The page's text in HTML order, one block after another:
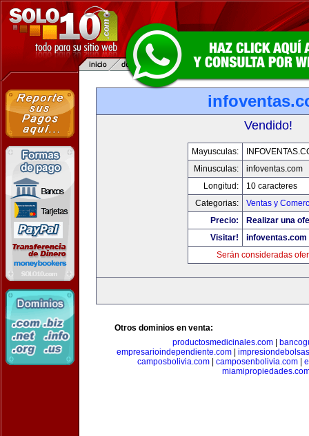
Vendido!
Mayusculas:
Minusculas:
infoventas.com
Longitud:
10 caracteres
Categorias:
Ventas y
Precio:
Realizar una
Visitar!
infoventas.com
Serán consideradas
Otros dominios en venta:
productosmedicinales.com|
empresarioindependiente.com
camposbolivia.com| camposenbolivia.com|